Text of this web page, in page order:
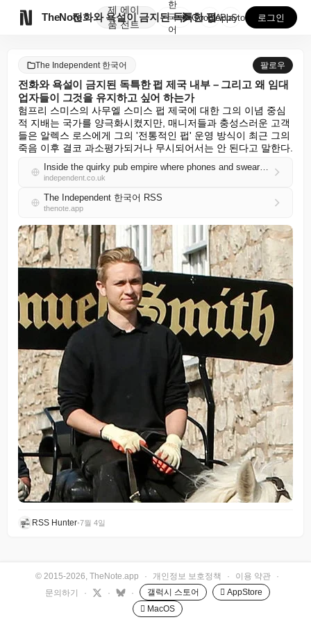
TheNote
제
품
에이
전트
전화와 욕설이 금지된 독특한 펍 제국 내부 – 그리고 ...
한
국
어
GooglePlay
AppStore 로그인
The Independent 한국어 팔로우
전화와 욕설이 금지된 독특한 펍 제국 내부 – 그리고 왜 임대
업자들이 그것을 유지하고 싶어 하는가
험프리 스미스의 사무엘 스미스 펍 제국에 대한 그의 이념 중심
적 지배는 국가를 양극화시켰지만, 매니저들과 충성스러운 고객
들은 알렉스 로스에게 그의 '전통적인 펍' 운영 방식이 최근 그의
죽음 이후 결코 과소평가되거나 무시되어서는 안 된다고 말한다.
Inside the quirky pub empire where phones and swearing are banned – and why landlords want to keep it that way
independent.co.uk
The Independent 한국어 RSS
thenote.app
RSS Hunter•7월 4일
© 2015-2026, TheNote.app · 개인정보 보호정책 · 이용 약관
·
문의하기
· · · 갤럭시 스토어
 AppStore
 MacOS